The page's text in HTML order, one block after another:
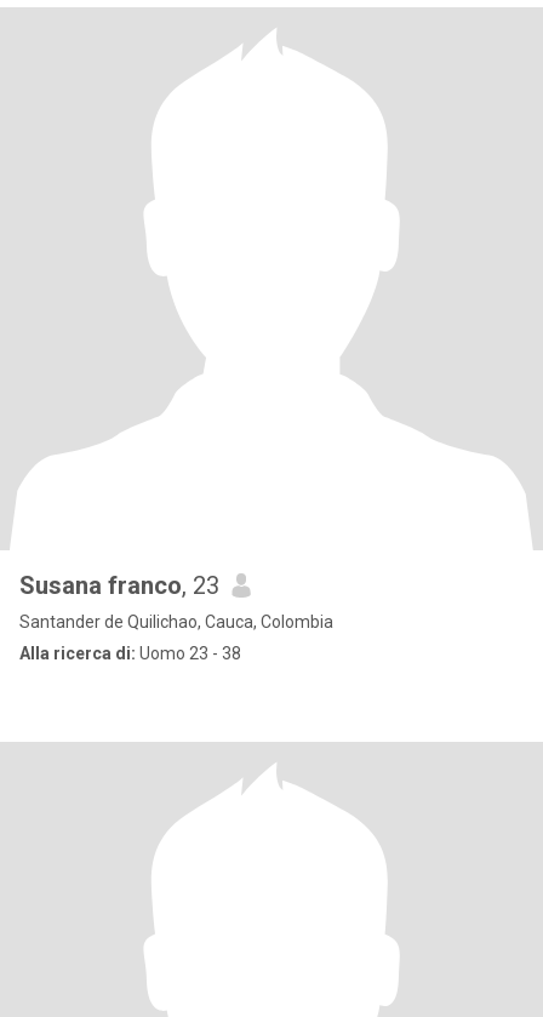
Susana franco, 23
Santander de Quilichao, Cauca, Colombia
Alla ricerca di: Uomo 23 - 38